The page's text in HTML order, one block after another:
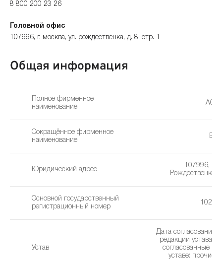
8 800 200 23 26
Головной офис
107996, г. москва, ул. рождественка, д. 8, стр. 1
Общая информация
Полное фирменное
наименование
АО
Сокращённое фирменное
наименование
Юридический адрес
107996, г.
Рождественка,
Основной государственный
регистрационный номер
Устав
Дата согласования
редакции устава:
cогласованные
уставe: прочие